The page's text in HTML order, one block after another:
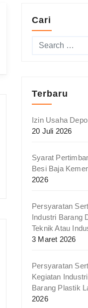
Cari
Terbaru
Izin Usaha
20 Juli 2026
Syarat
Besi Baja
2026
Persyaratan
Industri Barang
Teknik Atau
3 Maret 2026
Persyaratan
Kegiatan
Barang Plastik
2026